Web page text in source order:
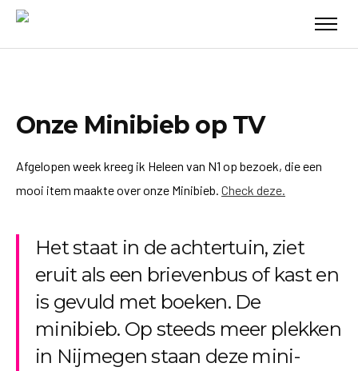
Onze Minibieb op TV
Afgelopen week kreeg ik Heleen van N1 op bezoek, die een
mooi item maakte over onze Minibieb. Check deze.
Het staat in de achtertuin, ziet
eruit als een brievenbus of kast en
is gevuld met boeken. De
minibieb. Op steeds meer plekken
in Nijmegen staan deze mini-